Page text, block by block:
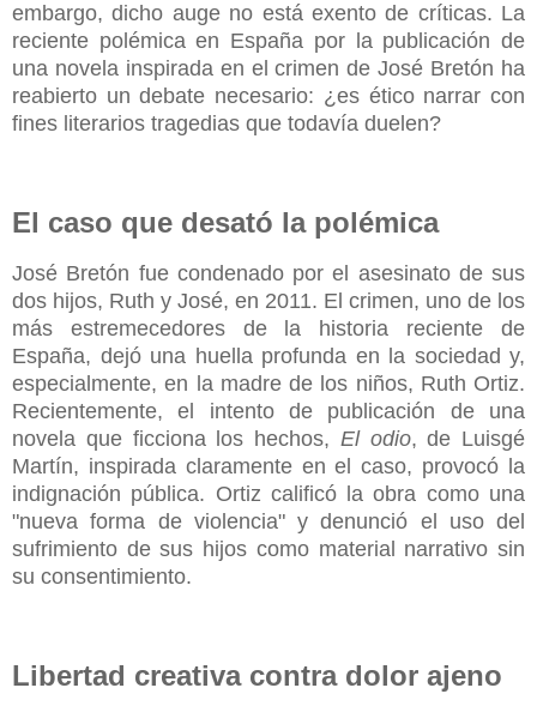
embargo, dicho auge no está exento de críticas. La
reciente polémica en España por la publicación de
una novela inspirada en el crimen de José Bretón ha
reabierto un debate necesario: ¿es ético narrar con
fines literarios tragedias que todavía duelen?
El caso que desató la polémica
José Bretón fue condenado por el asesinato de sus
dos hijos, Ruth y José, en 2011. El crimen, uno de los
más estremecedores de la historia reciente de
España, dejó una huella profunda en la sociedad y,
especialmente, en la madre de los niños, Ruth Ortiz.
Recientemente, el intento de publicación de una
novela que ficciona los hechos, El odio, de Luisgé
Martín, inspirada claramente en el caso, provocó la
indignación pública. Ortiz calificó la obra como una
"nueva forma de violencia" y denunció el uso del
sufrimiento de sus hijos como material narrativo sin
su consentimiento.
Libertad creativa contra dolor ajeno